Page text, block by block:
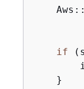
if
    }